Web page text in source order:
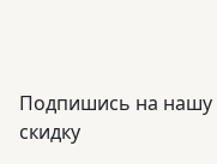
Подпишись на нашу
скидку